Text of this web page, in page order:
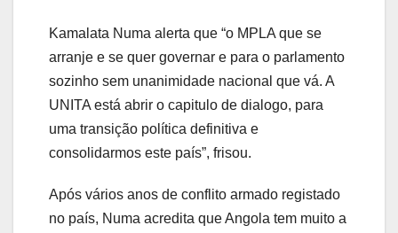
Kamalata Numa alerta que “o MPLA que se
arranje e se quer governar e para o parlamento
sozinho sem unanimidade nacional que vá. A
UNITA está abrir o capitulo de dialogo, para
uma transição política definitiva e
consolidarmos este país”, frisou.
Após vários anos de conflito armado registado
no país, Numa acredita que Angola tem muito a